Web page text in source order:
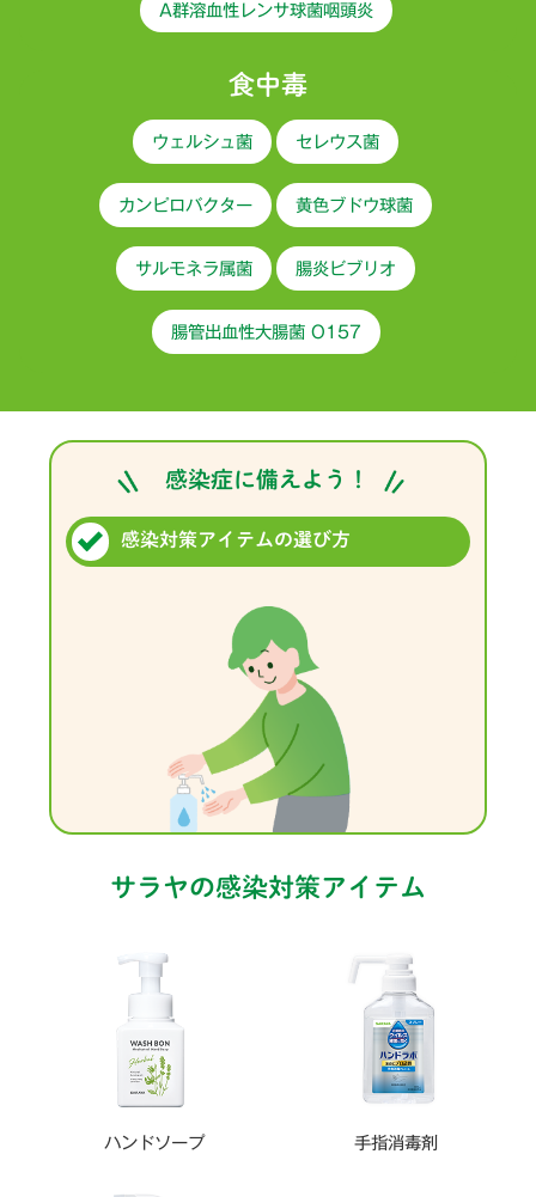
A群溶血性レンサ球菌咽頭炎
食中毒
ウェルシュ菌 セレウス菌
カンピロバクター 黄色ブドウ球菌
サルモネラ属菌 腸炎ビブリオ
腸管出血性大腸菌 O157
感染症に備えよう！
感染対策アイテムの選び方
サラヤの感染対策アイテム
ハンドソープ 手指消毒剤